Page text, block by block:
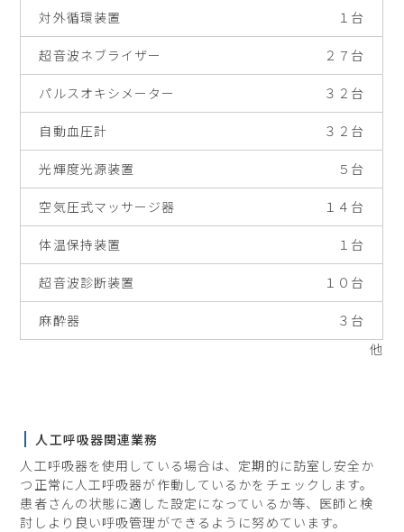
対外循環装置 １台
超音波ネブライザー ２７台
パルスオキシメーター ３２台
自動血圧計 ３２台
光輝度光源装置 ５台
空気圧式マッサージ器 １４台
体温保持装置 １台
超音波診断装置 １０台
麻酔器
３台
他
人工呼吸器関連業務
人工呼吸器を使用している場合は、定期的に訪室し安全か
つ正常に人工呼吸器が作動しているかをチェックします。
患者さんの状態に適した設定になっているか等、医師と検
討しより良い呼吸管理ができるように努めています。